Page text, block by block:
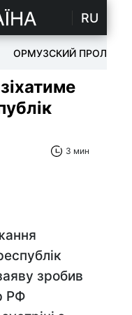
RU
ОРМУЗСКИЙ ПРОЛИВ
3 мин
зробив
РФ